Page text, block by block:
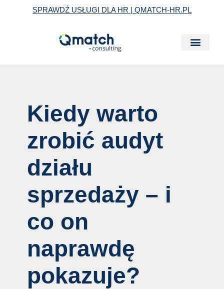
SPRAWDŹ USŁUGI DLA HR | QMATCH-HR.PL
Kiedy warto
zrobić audyt
działu
sprzedaży – i
co on
naprawdę
pokazuje?